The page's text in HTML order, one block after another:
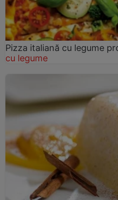
Pizza italiană cu legume
cu legume